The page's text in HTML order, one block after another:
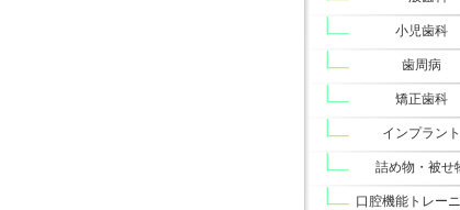
小児歯科
歯周病
矯正歯科
インプラント
詰め物・被せ
口腔機能トレー